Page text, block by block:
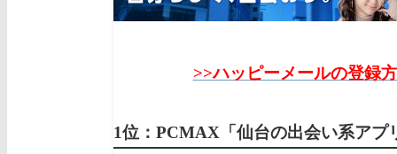
>>ハッピーメールの登録
1位：PCMAX 「仙台の出会い系ア